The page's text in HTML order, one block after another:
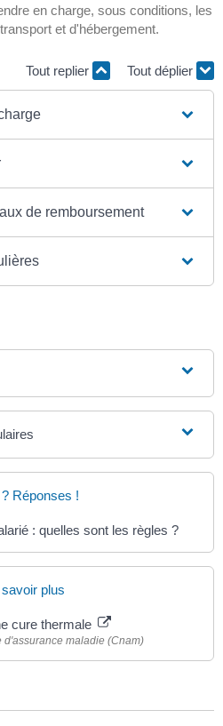
en charge, sous conditions, les
et d'hébergement.
Tout replier Tout déplier
de remboursement
Réponses !
: quelles sont les règles ?
plus
cure thermale
d'assurance maladie (Cnam)